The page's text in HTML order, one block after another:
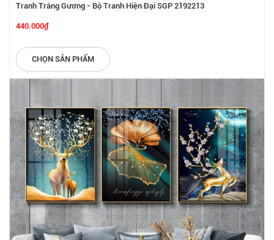
Tranh Tráng Gương - Bộ Tranh Hiện Đại SGP 2192213
440.000₫
CHỌN SẢN PHẨM